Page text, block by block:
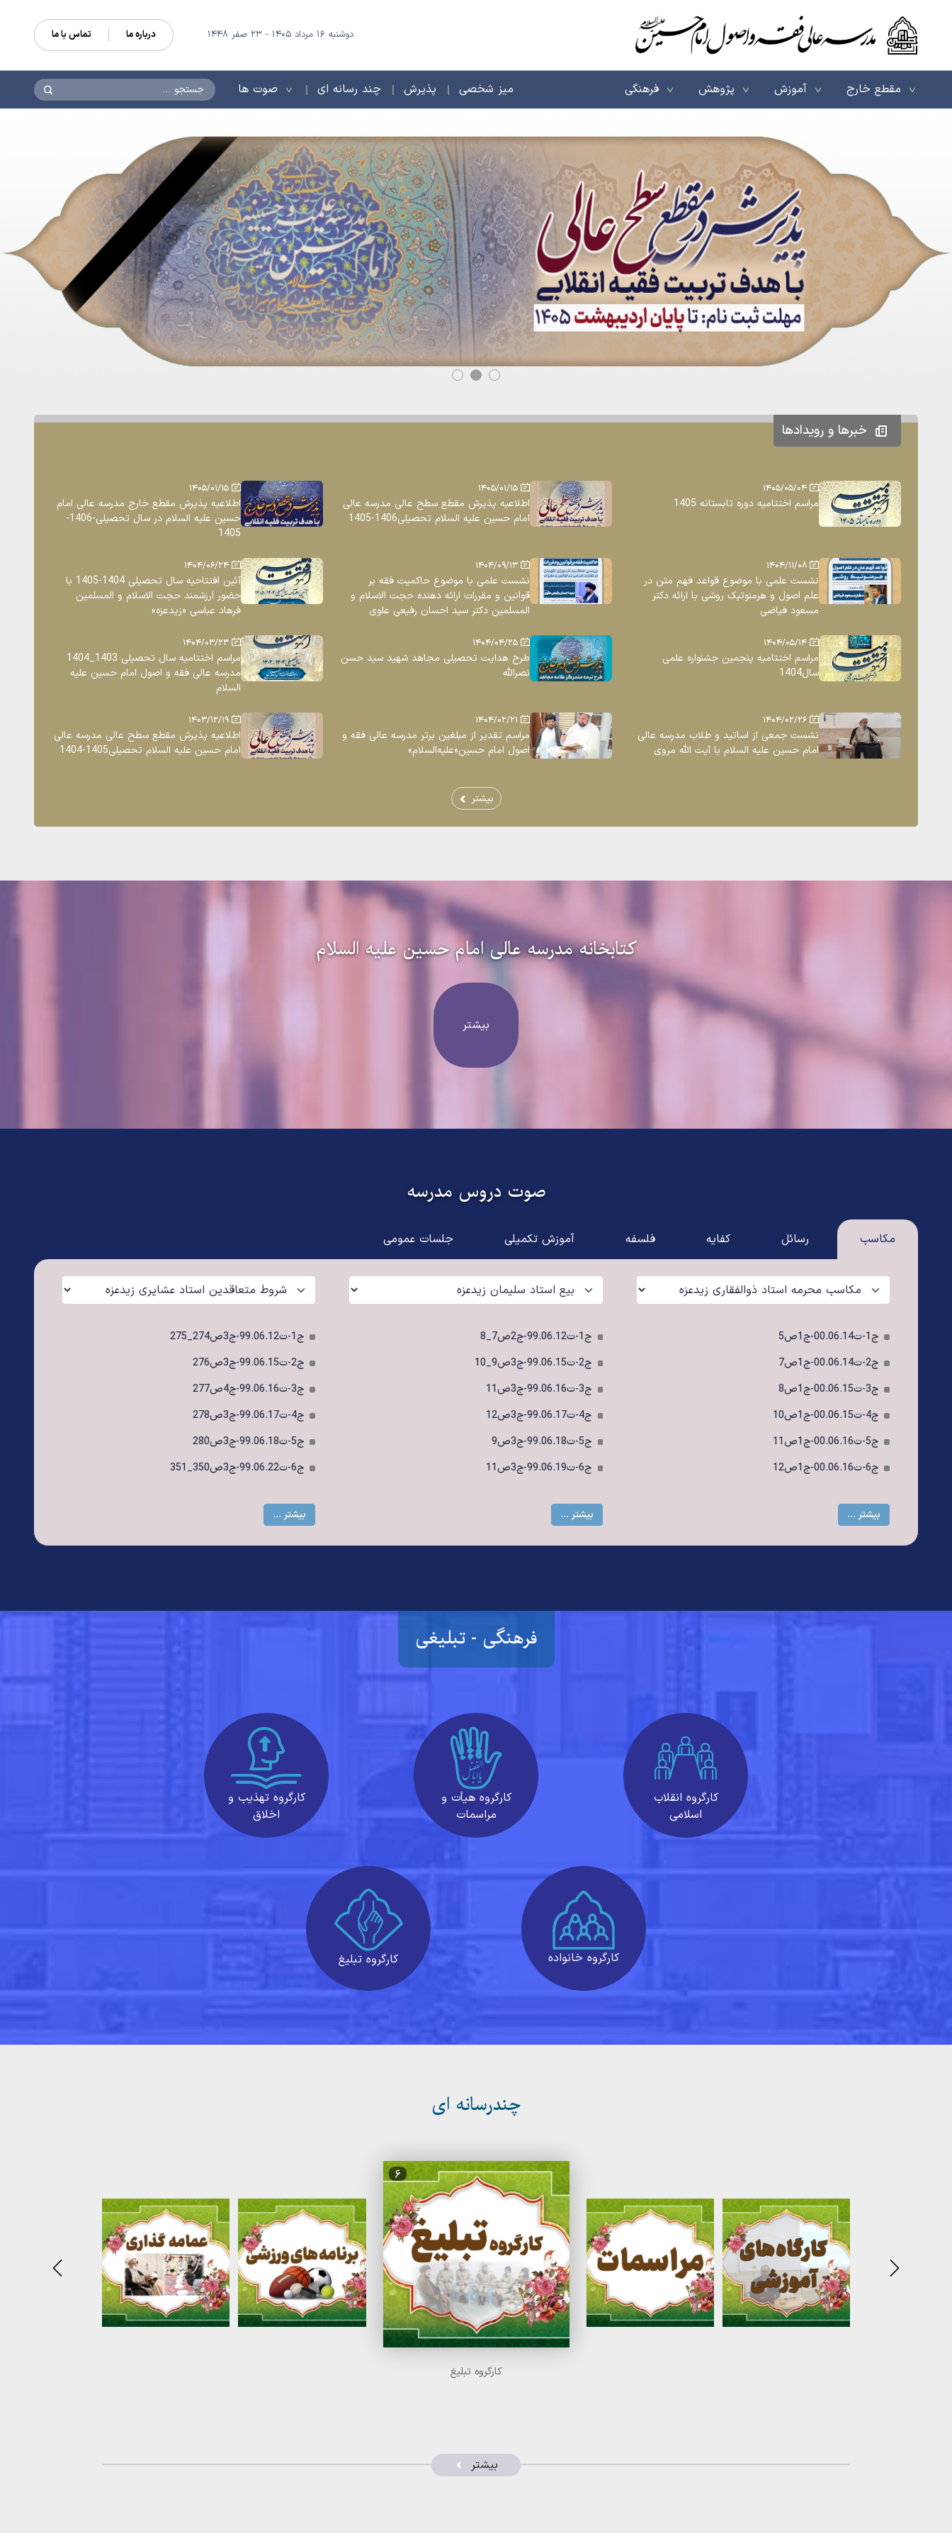
دوشنبه 16 مرداد 1405 - 23 صفر 1448 درباره ما تماس با ما
مقطع خارج آموزش پژوهش فرهنگی میز شخصی پذیرش چند رسانه ای صوت ها جستجو
خبرها و رویدادها
1405/05/04
مراسم اختتامیه دوره تابستانه 1405
1405/01/15
اطلاعیه پذیرش مقطع سطح عالی مدرسه عالی
امام حسین علیه السلام تحصیلی1406-1405
1405/01/15
اطلاعیه پذیرش مقطع خارج مدرسه عالی امام
حسین علیه السلام در سال تحصیلی-1406-
1405
1404/11/08
نشست علمی با موضوع قواعد فهم متن در
علم اصول و هرمنوتیک روشی با ارائه دکتر
مسعود فیاضی
1404/09/13
نشست علمی با موضوع حاکمیت فقه بر
قوانین و مقررات ارائه دهنده حجت الاسلام و
المسلمین دکتر سید احسان رفیعی علوی
1404/06/24
آئین افتتاحیه سال تحصیلی 1404-1405 با
حضور ارزشمند حجت الاسلام و المسلمین
فرهاد عباسی «زیدعزه»
1404/05/14
مراسم اختتامیه پنجمین جشنواره علمی
سال1404
1404/04/25
طرح هدایت تحصیلی مجاهد شهید سید حسن
نصرالله
1404/03/23
مراسم اختتامیه سال تحصیلی 1403_1404
مدرسه عالی فقه و اصول امام حسین علیه
السلام
1404/02/26
نشست جمعی از اساتید و طلاب مدرسه عالی
امام حسین علیه السلام با آیت الله مروی
1404/02/21
مراسم تقدیر از مبلغین برتر مدرسه عالی فقه و
اصول امام حسین«علیه‌السلام»
1403/12/19
اطلاعیه پذیرش مقطع سطح عالی مدرسه عالی
امام حسین علیه السلام تحصیلی1405-1404
بیشتر
کتابخانه مدرسه عالی امام حسین علیه السلام
بیشتر
صوت دروس مدرسه
مکاسب رسائل کفایه فلسفه آموزش تکمیلی جلسات عمومی
ج1-ت00.06.14-ج1ص5
ج2-ت00.06.14-ج1ص7
ج3-ت00.06.15-ج1ص8
ج4-ت00.06.15-ج1ص10
ج5-ت00.06.16-ج1ص11
ج6-ت00.06.16-ج1ص12
بیشتر ...
ج1-ت99.06.12-ج2ص7_8
ج2-ت99.06.15-ج3ص9_10
ج3-ت99.06.16-ج3ص11
ج4-ت99.06.17-ج3ص12
ج5-ت99.06.18-ج3ص9
ج6-ت99.06.19-ج3ص11
بیشتر ...
ج1-ت99.06.12-ج3ص274_275
ج2-ت99.06.15-ج3ص276
ج3-ت99.06.16-ج4ص277
ج4-ت99.06.17-ج3ص278
ج5-ت99.06.18-ج3ص280
ج6-ت99.06.22-ج3ص350_351
بیشتر ...
فرهنگی - تبلیغی
کارگروه انقلاب
اسلامی
کارگروه هیأت و
مراسمات
کارگروه تهذیب و
اخلاق
کارگروه خانواده کارگروه تبلیغ
چندرسانه ای
6
کارگروه تبلیغ
بیشتر